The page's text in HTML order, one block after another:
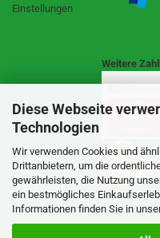
Diese Webseite
Technologien
Wir verwenden Cookies und
Drittanbietern, um die
gewährleisten, die Nutzung
ein bestmögliches
Informationen finden Sie in
Einstellungen
Weitere
SSL